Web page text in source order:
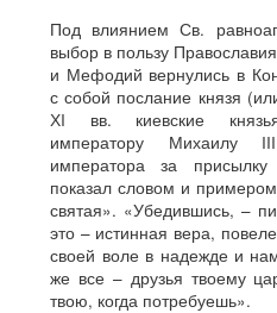
Под влиянием Св.
выбор в пользу
и Мефодий вернулись в
с собой послание князя
ХI вв. киевские
императору Михаилу
императора за
показал словом и
святая». «Убедившись, –
это – истинная вера,
своей воле в надежде и
же все – друзья твоему
твою, когда потребуешь».